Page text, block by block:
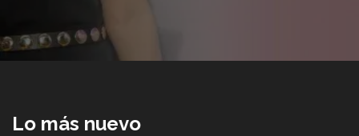
Lo más nuevo